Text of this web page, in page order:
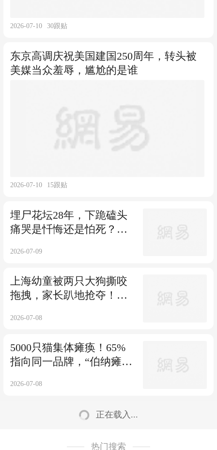
2026-07-10 30跟贴
东京高调庆祝美国建国250周年，转头被
美媒当众羞辱，尴尬的是谁
2026-07-10 15跟贴
埋尸花坛28年，下跪磕头
痛哭是忏悔还是怕死？泸
2026-07-09
上海幼童被两只大狗撕咬
拖拽，家长趴地抢夺！又
2026-07-08
5000只猫集体瘫痪！65%
指向同一品牌，“伯纳瘫”
2026-07-08
正在载入...
热门搜索